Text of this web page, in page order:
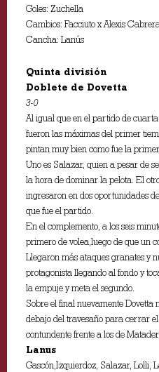
Goles: Zuchella
Cambios: Facciuto x Alexis
Cancha: Lanús
Quinta división
Doblete de Dovetta
3-0
Al igual que en el partido de
fueron las máximas del primer
pintan muy bien como fue la
Uno es Salazar, quien a pesar de
la hora de dominar la pelota. El
ingresaron en dos oportunidades
que fue el partido.
En el complemento, a los seis
primero de volea,luego de que un
Llegaron más ataques granates y
protagonista llegando al fondo y
la empuje y meta el segundo.
Sobre el final nuevamente Dovetta
debajo del travesaño para cerrar
contundente frente a los de
Lanus
Gascón,Izquierdoz, Salazar, Lolli,